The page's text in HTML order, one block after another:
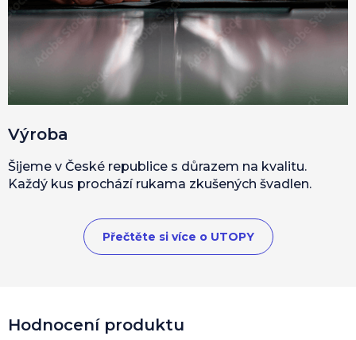
Hodnocení produktu
Výroba
Šijeme v České republice s důrazem na kvalitu.
Každý kus prochází rukama zkušených švadlen.
Přečtěte si více o UTOPY